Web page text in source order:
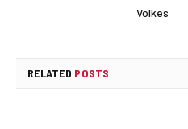
Volkes
RELATED POSTS